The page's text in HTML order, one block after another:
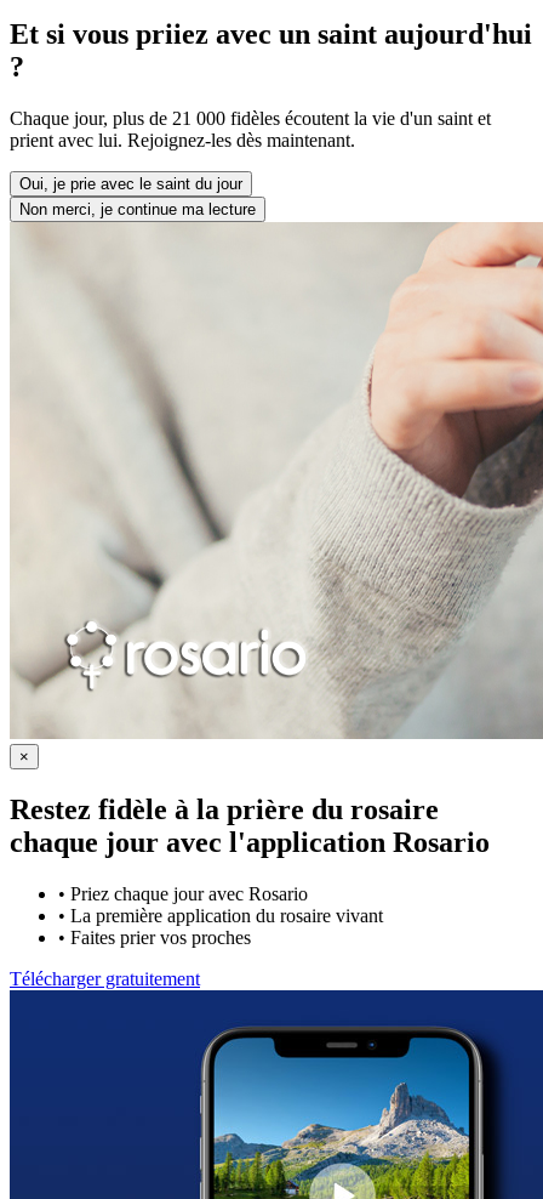
Et si vous priiez avec un saint aujourd'hui
?
Chaque jour, plus de 21 000 fidèles écoutent la vie d'un saint et
prient avec lui. Rejoignez-les dès maintenant.
Oui, je prie avec le saint du jour
Non merci, je continue ma lecture
×
Restez fidèle à la prière du rosaire
chaque jour avec l'application Rosario
• Priez chaque jour avec Rosario
• La première application du rosaire vivant
• Faites prier vos proches
Télécharger gratuitement